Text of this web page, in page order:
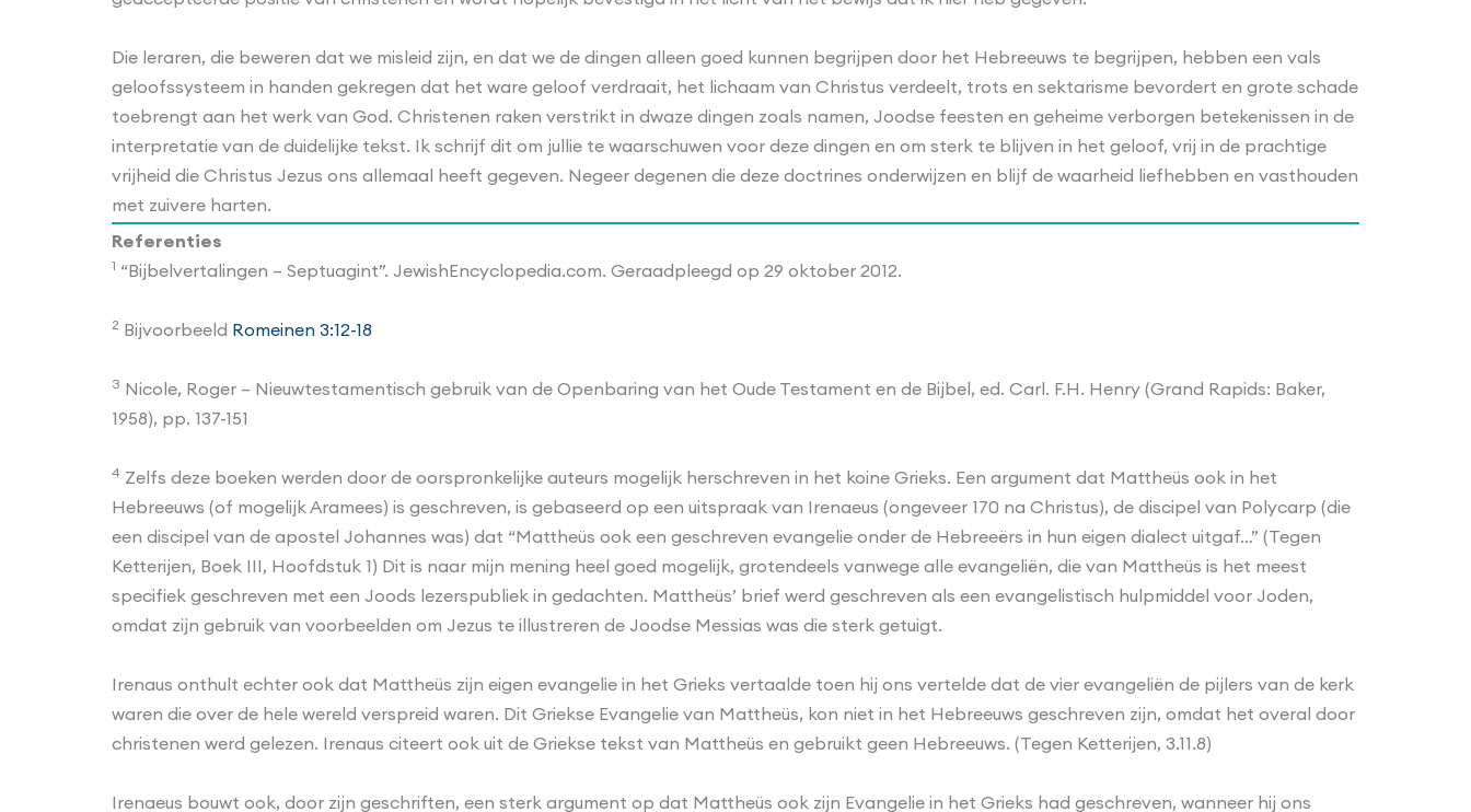
Die leraren, die beweren dat we misleid zijn, en dat we de dingen alleen goed kunnen begrijpen door het Hebreeuws te begrijpen, hebben een vals
geloofssysteem in handen gekregen dat het ware geloof verdraait, het lichaam van Christus verdeelt, trots en sektarisme bevordert en grote schade
toebrengt aan het werk van God. Christenen raken verstrikt in dwaze dingen zoals namen, Joodse feesten en geheime verborgen betekenissen in de
interpretatie van de duidelijke tekst. Ik schrijf dit om jullie te waarschuwen voor deze dingen en om sterk te blijven in het geloof, vrij in de prachtige
vrijheid die Christus Jezus ons allemaal heeft gegeven. Negeer degenen die deze doctrines onderwijzen en blijf de waarheid liefhebben en vasthouden
met zuivere harten.
Referenties
1 “Bijbelvertalingen – Septuagint”. JewishEncyclopedia.com. Geraadpleegd op 29 oktober 2012.
2 Bijvoorbeeld Romeinen 3:12-18
3 Nicole, Roger – Nieuwtestamentisch gebruik van de Openbaring van het Oude Testament en de Bijbel, ed. Carl. F.H. Henry (Grand Rapids: Baker,
1958), pp. 137-151
4 Zelfs deze boeken werden door de oorspronkelijke auteurs mogelijk herschreven in het koine Grieks. Een argument dat Mattheüs ook in het
Hebreeuws (of mogelijk Aramees) is geschreven, is gebaseerd op een uitspraak van Irenaeus (ongeveer 170 na Christus), de discipel van Polycarp (die
een discipel van de apostel Johannes was) dat “Mattheüs ook een geschreven evangelie onder de Hebreeërs in hun eigen dialect uitgaf…” (Tegen
Ketterijen, Boek III, Hoofdstuk 1) Dit is naar mijn mening heel goed mogelijk, grotendeels vanwege alle evangeliën, die van Mattheüs is het meest
specifiek geschreven met een Joods lezerspubliek in gedachten. Mattheüs’ brief werd geschreven als een evangelistisch hulpmiddel voor Joden,
omdat zijn gebruik van voorbeelden om Jezus te illustreren de Joodse Messias was die sterk getuigt.
Irenaus onthult echter ook dat Mattheüs zijn eigen evangelie in het Grieks vertaalde toen hij ons vertelde dat de vier evangeliën de pijlers van de kerk
waren die over de hele wereld verspreid waren. Dit Griekse Evangelie van Mattheüs, kon niet in het Hebreeuws geschreven zijn, omdat het overal door
christenen werd gelezen. Irenaus citeert ook uit de Griekse tekst van Mattheüs en gebruikt geen Hebreeuws. (Tegen Ketterijen, 3.11.8)
Irenaeus bouwt ook, door zijn geschriften, een sterk argument op dat Mattheüs ook zijn Evangelie in het Grieks had geschreven, wanneer hij ons